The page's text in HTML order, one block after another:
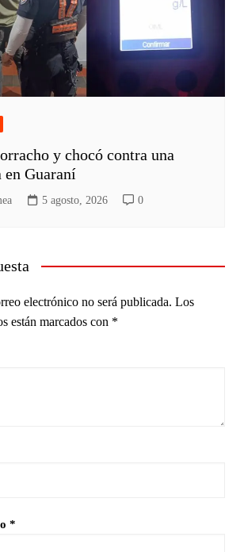
y chocó contra una
Guaraní
5 agosto, 2026 0
electrónico no será publicada. Los
están marcados con *
*